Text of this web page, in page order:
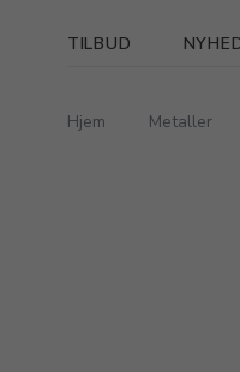
TILBUD
Hjem Metaller